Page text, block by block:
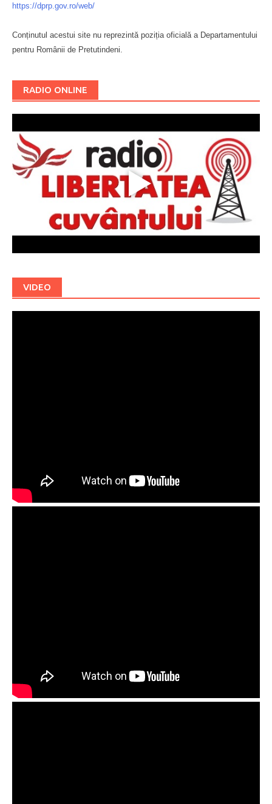
https://dprp.gov.ro/web/
Conținutul acestui site nu reprezintă poziția oficială a Departamentului
pentru Românii de Pretutindeni.
RADIO ONLINE
VIDEO